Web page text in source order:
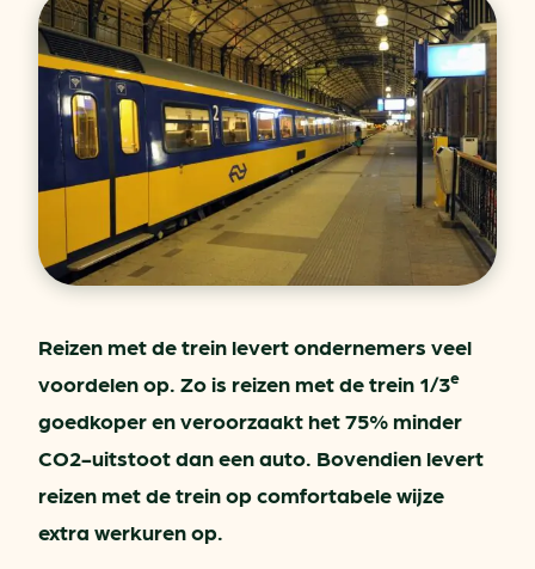
Reizen met de trein levert ondernemers veel
voordelen op. Zo is reizen met de trein 1/3e
goedkoper en veroorzaakt het 75% minder
CO2-uitstoot dan een auto. Bovendien levert
reizen met de trein op comfortabele wijze
extra werkuren op.